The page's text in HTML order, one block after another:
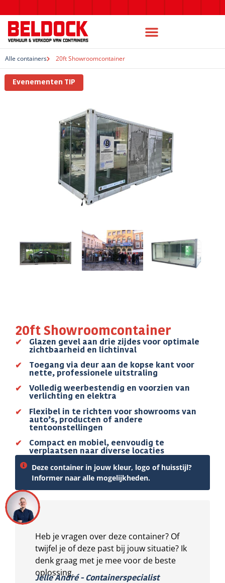
Alle containers 20ft Showroomcontainer
Evenementen TIP
20ft Showroomcontainer
Glazen gevel aan drie zijdes voor optimale
zichtbaarheid en lichtinval
Toegang via deur aan de kopse kant voor
nette, professionele uitstraling
Volledig weerbestendig en voorzien van
verlichting en elektra
Flexibel in te richten voor showrooms van
auto’s, producten of andere
tentoonstellingen
Compact en mobiel, eenvoudig te
verplaatsen naar diverse locaties
Deze container in jouw kleur, logo of huisstijl?
Informer naar alle mogelijkheden.
Heb je vragen over deze container? Of
twijfel je of deze past bij jouw situatie? Ik
denk graag met je mee voor de beste
oplossing.
Jelle André - Containerspecialist